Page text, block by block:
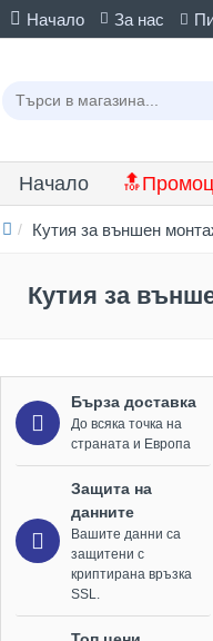
Начало За нас
Начало
Кутия за външен
Кутия за
Бърза доставка
До всяка точка на
страната и Европа
Защита на
данните
Вашите данни са
защитени с
криптирана връзка
SSL.